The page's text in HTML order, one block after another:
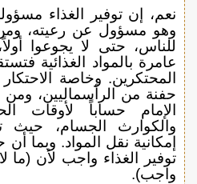
نعم، إن توفير الغذاء
وهو مسؤول عن رعيته، ومن
للناس، حتى لا يجوعوا
عامرة بالمواد الغذائية
المحتكرين. وخاصة
حفنة من الرأسماليين،
الإمام حساباً لأوقات
والكوارث الجسام، حيث
إمكانية نقل المواد. وبما
توفير الغذاء واجب لأن (ما
واجب).